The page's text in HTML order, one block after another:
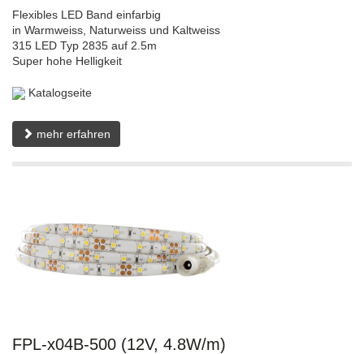
Flexibles LED Band einfarbig
in Warmweiss, Naturweiss und Kaltweiss
315 LED Typ 2835 auf 2.5m
Super hohe Helligkeit
Katalogseite
mehr erfahren
FPL-x04B-500 (12V, 4.8W/m)